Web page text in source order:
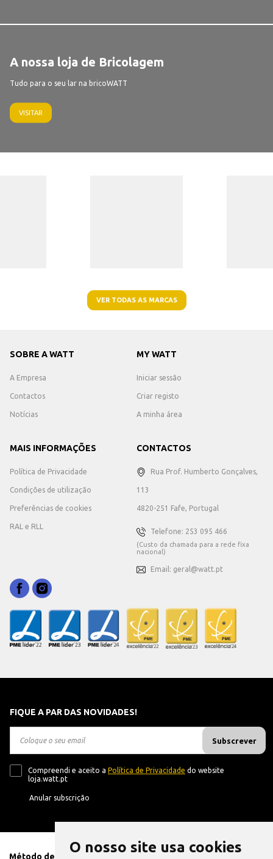
O nosso site usa cookies
A nossa loja de Bricolagem
Tudo para o seu lar na bricoWATT
VISITAR
VER TODAS AS MARCAS
SOBRE A WATT
A Empresa
Contactos
Notícias
MY WATT
Iniciar sessão
Criar registo
A minha área
MAIS INFORMAÇÕES
Política de Privacidade
Condições de utilização
Preferências de cookies
RAL e RLL
CONTACTOS
Rua Prof. Humberto Gonçalves,
113
4820-251 Fafe, Portugal
Telefone: 253 095 466
(Custo da chamada para a rede fixa
nacional)
Email: geral@watt.pt
FIQUE A PAR DAS NOVIDADES!
Subscrever
Compreendi e aceito a Política de Privacidade do website
loja.watt.pt
Anular subscrição
Método de Pagamento